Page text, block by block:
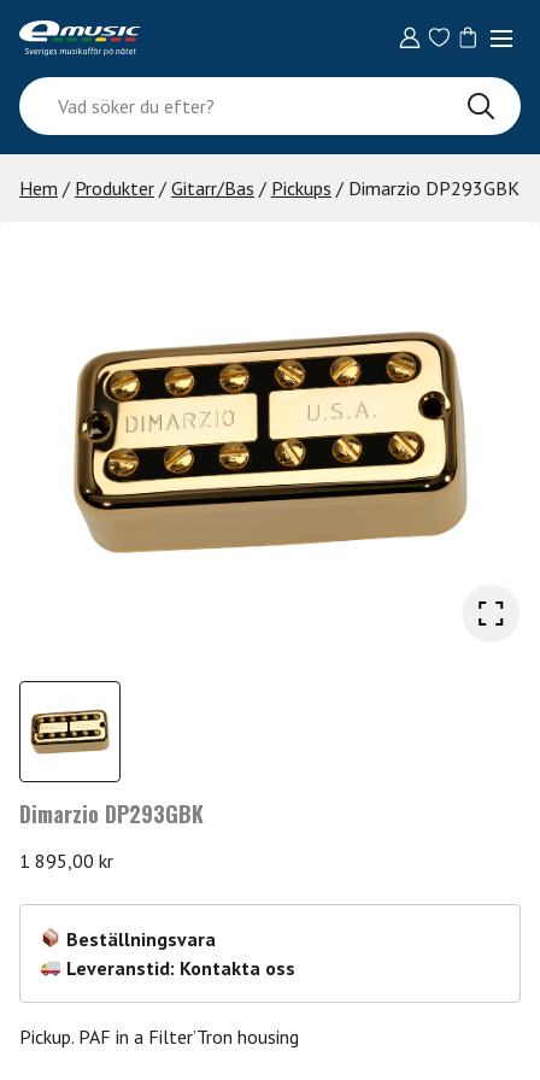
content
Vad
söker
du
efter?
Hem / Produkter / Gitarr/Bas / Pickups / Dimarzio DP293GBK
Dimarzio DP293GBK
1 895,00 kr
Beställningsvara
Leveranstid: Kontakta oss
Pickup. PAF in a Filter’Tron housing